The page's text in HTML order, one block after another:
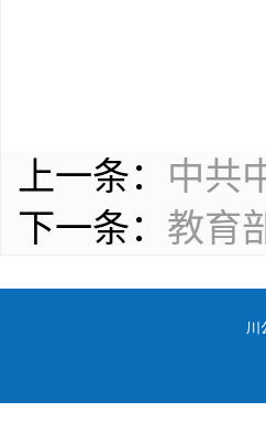
上一条： 中共
下一条： 教育
川